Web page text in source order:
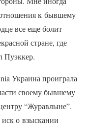
к бывшему
все еще болит
стране, где
Пуэккер.
Украина проиграла
своему бывшему
“Журавлыне”.
о взыскании